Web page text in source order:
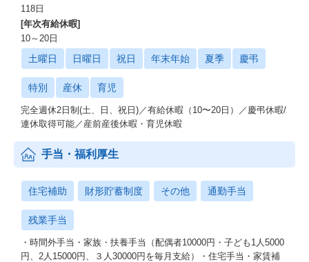
118日
[年次有給休暇]
10～20日
土曜日 日曜日 祝日 年末年始 夏季 慶弔
特別 産休 育児
完全週休2日制(土、日、祝日)／有給休暇（10〜20日）／慶弔休暇/
連休取得可能／産前産後休暇・育児休暇
手当・福利厚生
住宅補助 財形貯蓄制度 その他 通勤手当
残業手当
・時間外手当・家族・扶養手当（配偶者10000円・子ども1人5000
円、2人15000円、３人30000円を毎月支給）・住宅手当・家賃補